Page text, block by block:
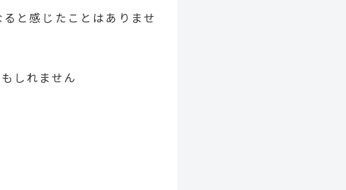
と感じたことはありませ
しれません